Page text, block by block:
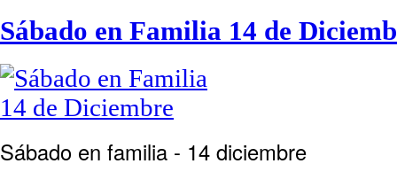
Sábado en Familia 14 de
Sábado en familia - 14 diciembre